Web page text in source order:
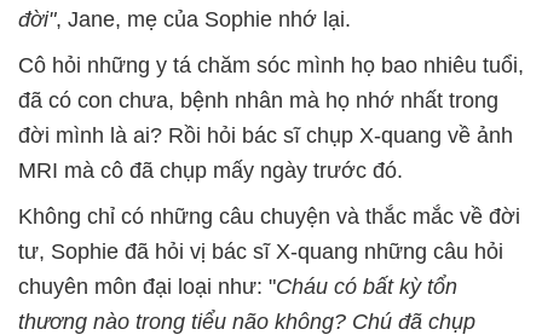
đời", Jane, mẹ của Sophie nhớ lại.
Cô hỏi những y tá chăm sóc mình họ bao nhiêu tuổi,
đã có con chưa, bệnh nhân mà họ nhớ nhất trong
đời mình là ai? Rồi hỏi bác sĩ chụp X-quang về ảnh
MRI mà cô đã chụp mấy ngày trước đó.
Không chỉ có những câu chuyện và thắc mắc về đời
tư, Sophie đã hỏi vị bác sĩ X-quang những câu hỏi
chuyên môn đại loại như: "Cháu có bất kỳ tổn
thương nào trong tiểu não không? Chú đã chụp